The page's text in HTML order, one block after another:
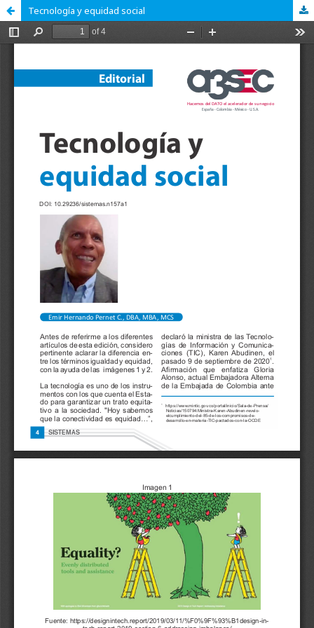
Tecnología y equidad social